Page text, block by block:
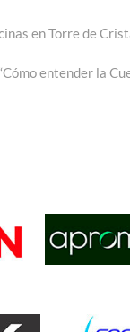
en Torre de
entender la